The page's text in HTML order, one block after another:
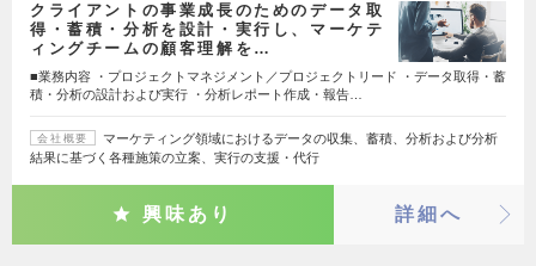
クライアントの事業成長のためのデータ取
得・蓄積・分析を設計・実行し、マーケテ
ィングチームの顧客理解を…
■業務内容 ・プロジェクトマネジメント／プロジェクトリード ・データ取得・蓄
積・分析の設計および実行 ・分析レポート作成・報告…
会社概要
マーケティング領域におけるデータの収集、蓄積、分析および分析
結果に基づく各種施策の立案、実行の支援・代行
興味あり 詳細へ